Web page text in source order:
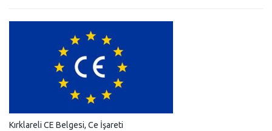
Kırklareli CE Belgesi, Ce İşareti